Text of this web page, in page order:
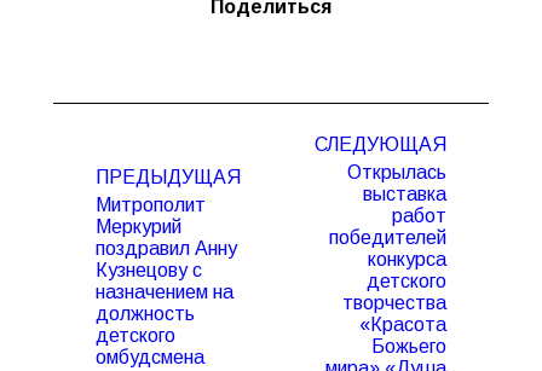
Поделиться
записям
ПРЕДЫДУЩАЯ
Предыдущая
запись:
Митрополит
Меркурий
поздравил Анну
Кузнецову с
назначением на
должность
детского
омбудсмена
СЛЕДУЮЩАЯ
Следующая
запись:
Открылась
выставка
работ
победителей
конкурса
детского
творчества
«Красота
Божьего